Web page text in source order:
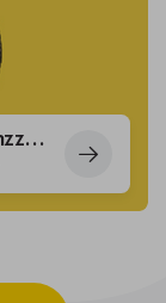
Ein Abzeichen für das Kompetenzzentrum für rollendes Material und Waffen